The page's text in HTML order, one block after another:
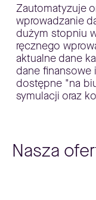
Zautomatyzuje
wprowadzanie
dużym stopniu
ręcznego
aktualne dane
dane
dostępne "na
symulacji oraz
Nasza